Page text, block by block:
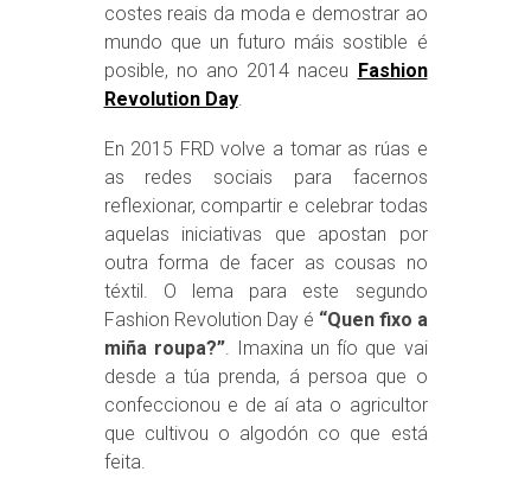
costes reais da moda e demostrar ao
mundo que un futuro máis sostible é
posible, no ano 2014 naceu Fashion
Revolution Day.
En 2015 FRD volve a tomar as rúas e
as redes sociais para facernos
reflexionar, compartir e celebrar todas
aquelas iniciativas que apostan por
outra forma de facer as cousas no
téxtil. O lema para este segundo
Fashion Revolution Day é “Quen fixo a
miña roupa?”. Imaxina un fío que vai
desde a túa prenda, á persoa que o
confeccionou e de aí ata o agricultor
que cultivou o algodón co que está
feita.